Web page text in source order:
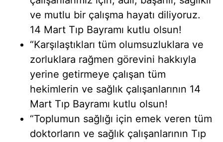
ve mutlu bir çalışma hayatı diliyoruz.
14 Mart Tıp Bayramı kutlu olsun!
“Karşılaştıkları tüm olumsuzluklara ve
zorluklara rağmen görevini hakkıyla
yerine getirmeye çalışan tüm
hekimlerin ve sağlık çalışanlarının 14
Mart Tıp Bayramı kutlu olsun!
“Toplumun sağlığı için emek veren tüm
doktorların ve sağlık çalışanlarının Tıp